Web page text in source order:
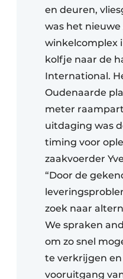
en deuren,
was het nieuwe
winkelcomplex
kolfje naar de
International.
Oudenaarde
meter
uitdaging was
timing voor
zaakvoerder
“Door de
zoek naar
We spraken
om zo snel
te verkrijgen
vooruitgang